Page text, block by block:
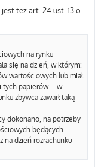
też art. 24 ust. 13 o
na rynku
się na dzień, w którym:
wartościowych lub miał
tych papierów – w
zbywca zawarł taką
dokonano, na potrzeby
będących
na dzień rozrachunku –